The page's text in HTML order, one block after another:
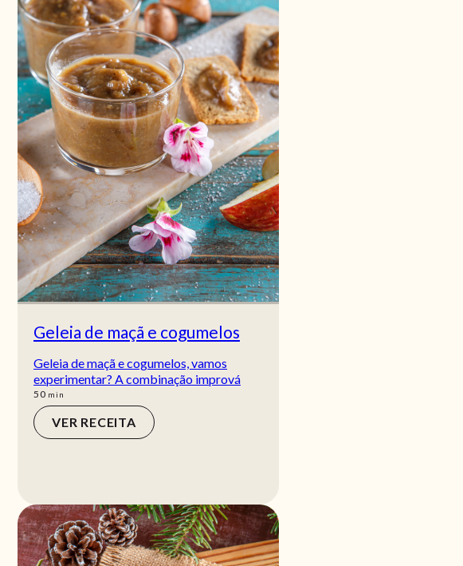
Geleia de maçã e cogumelos
Geleia de maçã e cogumelos, vamos
experimentar? A combinação imprová
50min
min
VER RECEITA